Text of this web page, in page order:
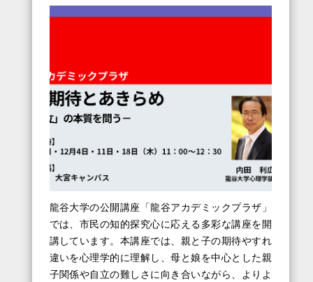
龍谷大学の公開講座「龍谷アカデミックプラザ」
では、市民の知的探究心に応える多彩な講座を開
講しています。本講座では、親と子の期待やすれ
違いを心理学的に理解し、母と娘を中心とした親
子関係や自立の難しさに向き合いながら、よりよ